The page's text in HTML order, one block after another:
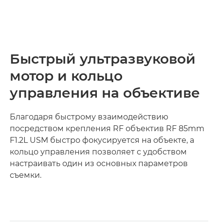
Быстрый ультразвуковой
мотор и кольцо
управления на объективе
Благодаря быстрому взаимодействию
посредством крепления RF объектив RF 85mm
F1.2L USM быстро фокусируется на объекте, а
кольцо управления позволяет с удобством
настраивать один из основных параметров
съемки.